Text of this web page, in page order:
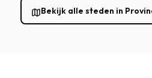
Bekijk alle steden in